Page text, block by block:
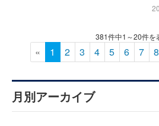
381件中1～20件を
« 1 2 3 4 5 6 7 8
月別アーカイブ